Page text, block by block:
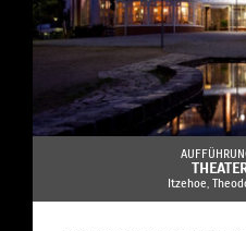
Itzehoe,